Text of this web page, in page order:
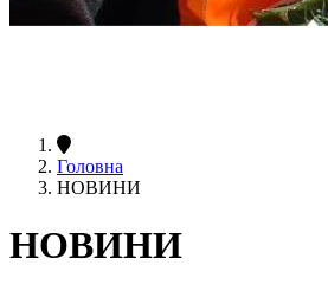
Головна
НОВИНИ
НОВИНИ